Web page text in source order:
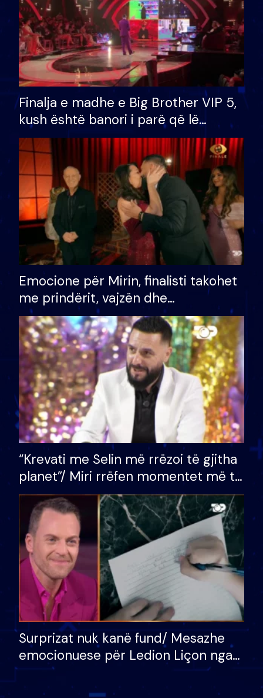
Finalja e madhe e Big Brother VIP 5,
kush është banori i parë që lë
shtëpinë dhe humb mundësinë për
të fituar çmimin e madh
Emocione për Mirin, finalisti takohet
me prindërit, vajzën dhe
bashkëshorten: S’kemi ndonjë letër
divorci apo jo?
“Krevati me Selin më rrëzoi të gjitha
planet”/ Miri rrëfen momentet më të
bukura në shtëpinë e BB VIP: Do më
mungojë zilja e mëngjesit kur…
Surprizat nuk kanë fund/ Mesazhe
emocionuese për Ledion Liçon nga
nëna dhe fëmijët e tij, moderatori
nuk i mban dot lotët: Nuk meritoj…